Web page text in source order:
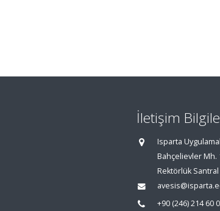
İletişim
Isparta
Bahçelievler Mh.
Rektörlük Santral
+90 (246) 214 60